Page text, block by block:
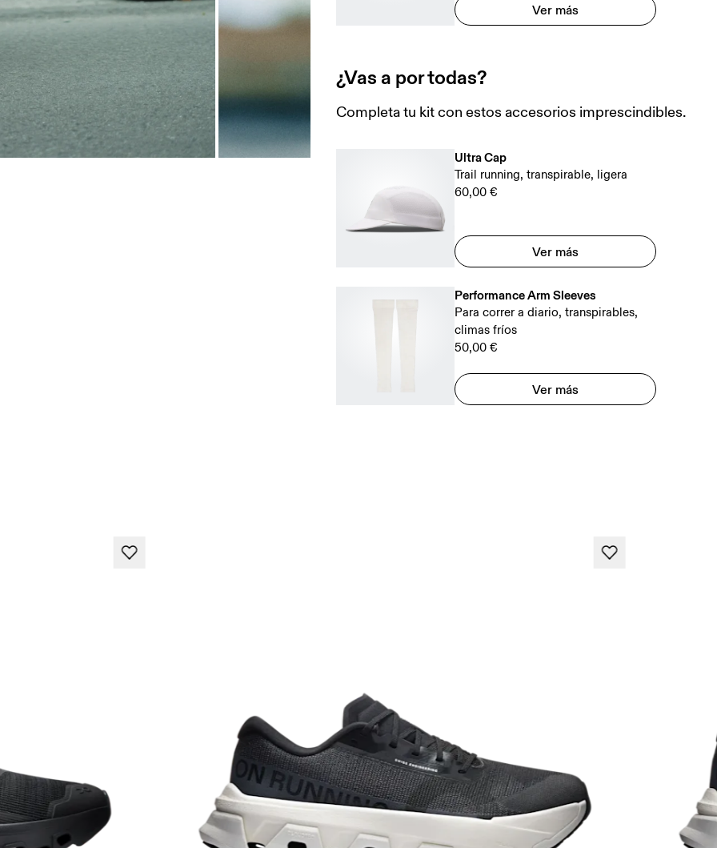
Ver más
¿Vas a por todas?
Completa tu kit con estos accesorios imprescindibles.
Ultra Cap
Trail running, transpirable, ligera
60,00 €
Ver más
Performance Arm Sleeves
Para correr a diario, transpirables,
climas fríos
50,00 €
Ver más